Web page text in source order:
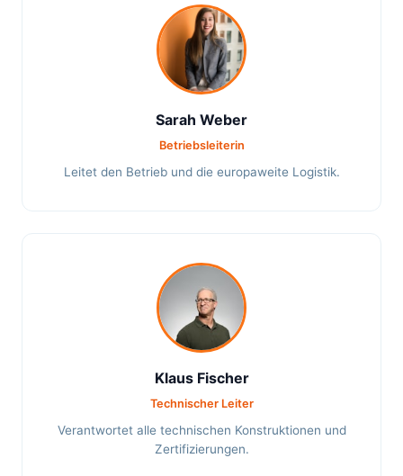
Sarah Weber
Betriebsleiterin
Leitet den Betrieb und die europaweite Logistik.
Klaus Fischer
Technischer Leiter
Verantwortet alle technischen Konstruktionen und
Zertifizierungen.